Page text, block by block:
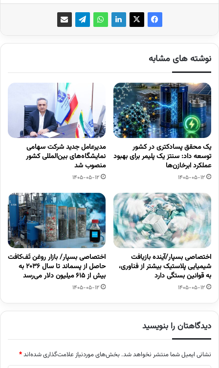
نوشته های مشابه
یک محقق پسادکتری در کشور
توسعه داد: سنتز یک پلیمر برای بهبود
عملکرد ابرخازن‌ها
1405-05-12
مدیرعامل جدید شرکت سهامی
نمایشگاه‌های بین‌المللی کشور
منصوب شد
1405-05-12
اختصاصی بسپار/آینده بازیافت
شیمیایی پلاستیک بیشتر از فناوری،
به قوانین بستگی دارد
1405-05-12
اختصاصی بسپار/ بازار روغن تَف‌کافت
حاصل از پسماند تا سال ۲۰۳۶ به
بیش از ۶۱۵ میلیون دلار می‌رسد
1405-05-12
دیدگاهتان را بنویسید
نشانی ایمیل شما منتشر نخواهد شد. بخش‌های موردنیاز علامت‌گذاری شده‌اند*